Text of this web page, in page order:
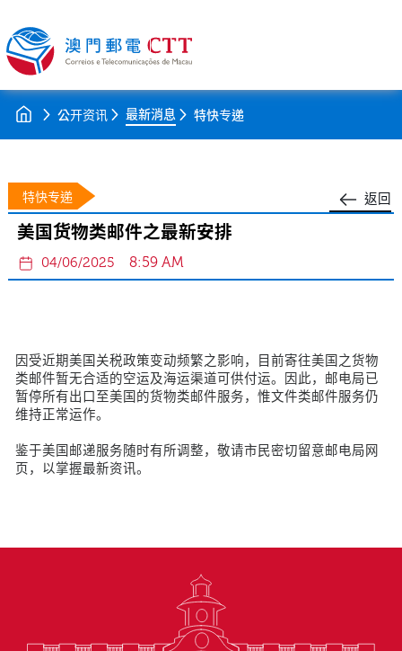
公开资讯 最新消息 特快专递
返回
特快专递
美国货物类邮件之最新安排
04/06/2025 8:59 AM
因受近期美国关税政策变动频繁之影响，目前寄往美国之货物
类邮件暂无合适的空运及海运渠道可供付运。因此，邮电局已
暂停所有出口至美国的货物类邮件服务，惟文件类邮件服务仍
维持正常运作。
鉴于美国邮递服务随时有所调整，敬请市民密切留意邮电局网
页，以掌握最新资讯。